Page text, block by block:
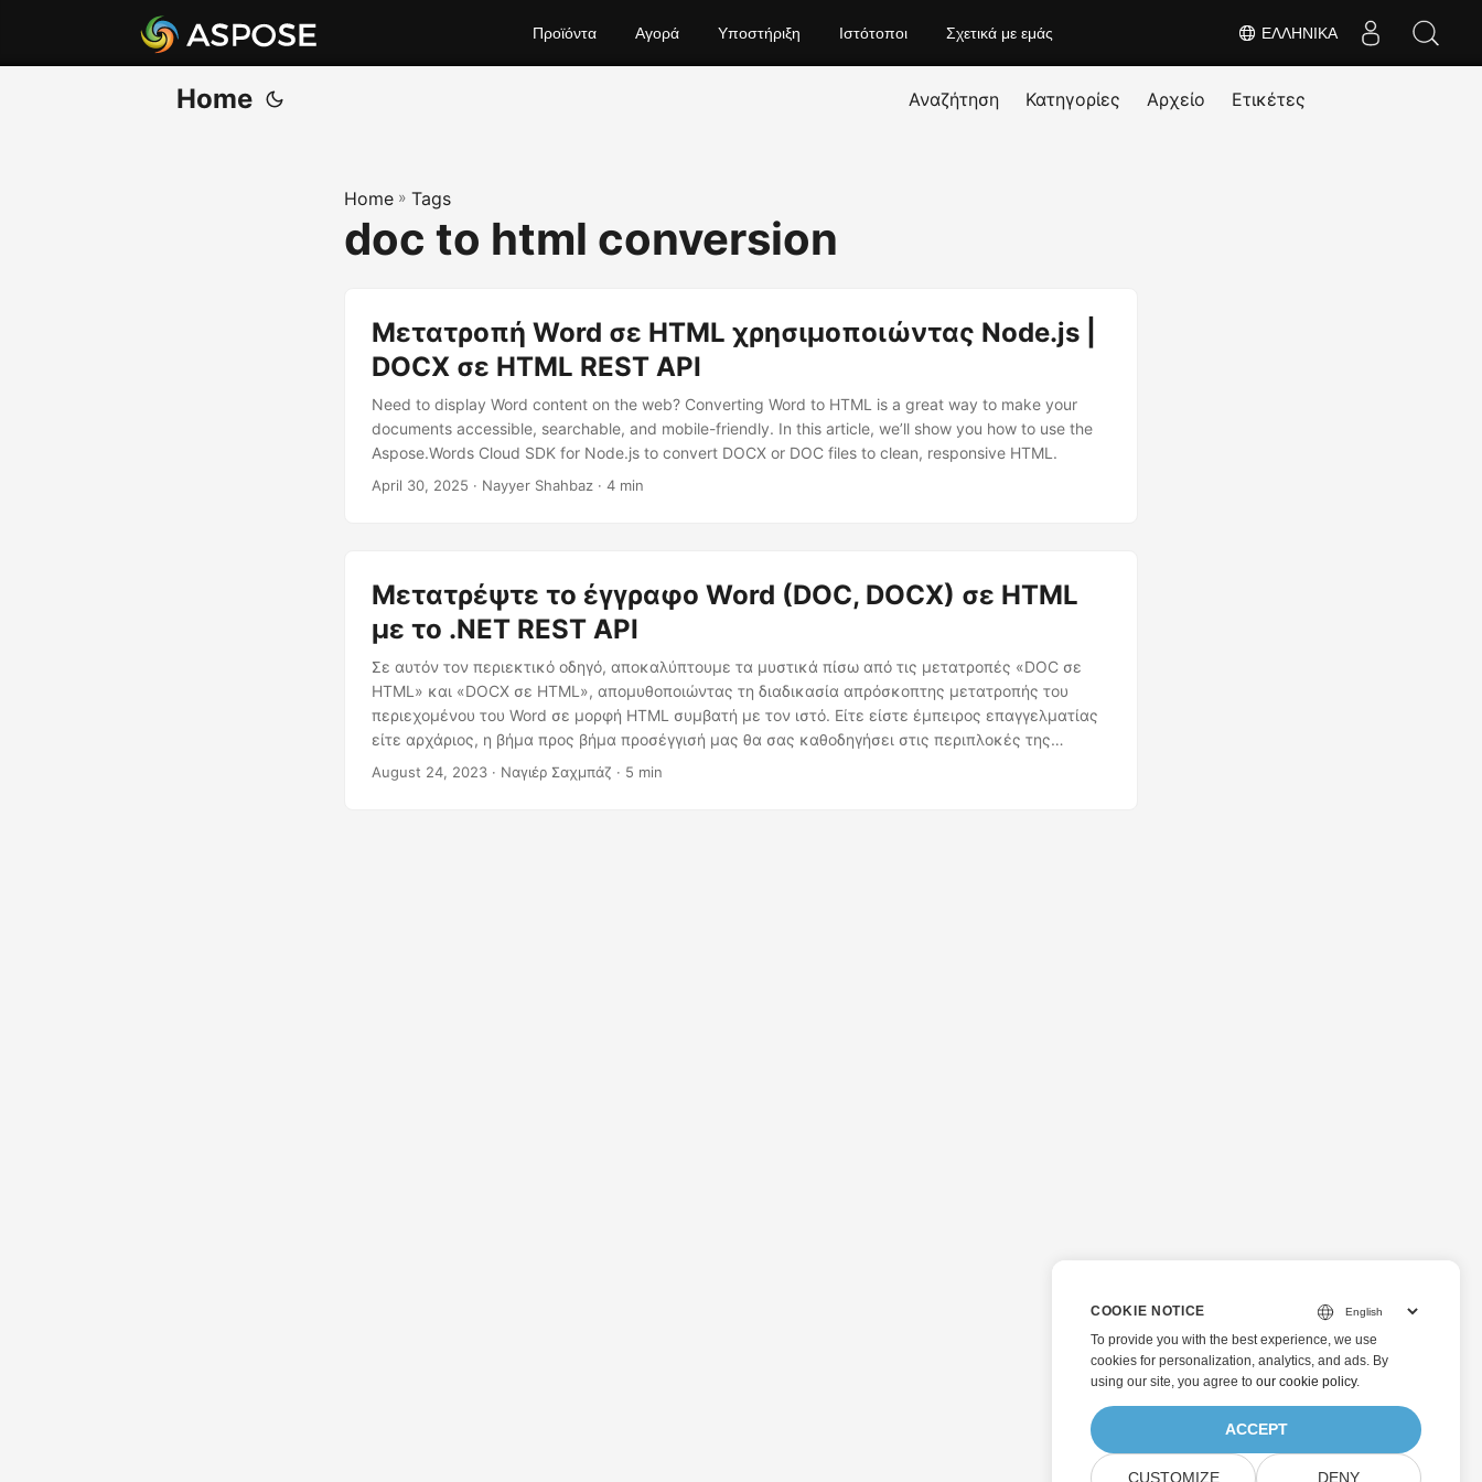
ΕΛΛΗΝΙΚΆ
Προϊόντα Αγορά Υποστήριξη Ιστότοποι Σχετικά με εμάς
Home Αναζήτηση Κατηγορίες Αρχείο Ετικέτες
Home » Tags
doc to html conversion
Μετατροπή Word σε HTML χρησιμοποιώντας Node.js |
DOCX σε HTML REST API
Need to display Word content on the web? Converting Word to HTML is a great way to make your
documents accessible, searchable, and mobile-friendly. In this article, we’ll show you how to use the
Aspose.Words Cloud SDK for Node.js to convert DOCX or DOC files to clean, responsive HTML.
April 30, 2025 · Nayyer Shahbaz · 4 min
Μετατρέψτε το έγγραφο Word (DOC, DOCX) σε HTML
με το .NET REST API
Σε αυτόν τον περιεκτικό οδηγό, αποκαλύπτουμε τα μυστικά πίσω από τις μετατροπές «DOC σε
HTML» και «DOCX σε HTML», απομυθοποιώντας τη διαδικασία απρόσκοπτης μετατροπής του
περιεχομένου του Word σε μορφή HTML συμβατή με τον ιστό. Είτε είστε έμπειρος επαγγελματίας
είτε αρχάριος, η βήμα προς βήμα προσέγγισή μας θα σας καθοδηγήσει στις περιπλοκές της
«μετατροπής του Word σε HTML διαδικτυακά».
August 24, 2023 · Ναγιέρ Σαχμπάζ · 5 min
COOKIE NOTICE
To provide you with the best experience, we use
cookies for personalization, analytics, and ads. By
using our site, you agree to our cookie policy.
ACCEPT
CUSTOMIZE DENY